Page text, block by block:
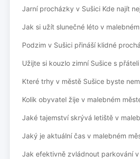
Jarní procházky v Sušici Kde najít
Jak si užít slunečné léto v
Podzim v Sušici přináší klidné
Užijte si kouzlo zimní Sušice s
Které trhy v městě Sušice byste
Kolik obyvatel žije v malebném
Jaké tajemství skrývá letiště v
Jaký je aktuální čas v malebném
Jak efektivně zvládnout parkování v